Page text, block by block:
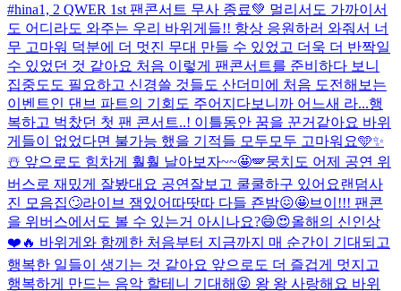
#hina1, 2 QWER 1st 팬콘서트 무사 종료💚 멀리서도 가까이서
도 어디라도 와주는 우리 바위게들!! 항상 응원하러 와줘서 너
무 고마워 덕분에 더 멋진 무대 만들 수 있었고 더욱 더 반짝일
수 있었던 것 같아요 처음 이렇게 팬콘서트를 준비하다 보니
집중도도 필요하고 신경쓸 것들도 산더미에 처음 도전해보는
이벤트인 댄브 파트의 기회도 주어지다보니까 어느새 라...행
복하고 벅찼던 첫 팬 콘서트..! 이틀동안 꿈을 꾼거같아요 바위
게들이 없었다면 불가능 했을 기적들 모두모두 고마워요🩵✨
☃️ 앞으로도 힘차게 훨훨 날아보자~~🤩🪽뭉치도 어제 공연 위
버스로 재밌게 잘봤대요 공연잘보고 쿨쿨하구 있어요랜덤사
진 모음집🙄라이브 잼있어따땃따 다들 죤밤😖🤩브이!!! 팬콘
을 위버스에서도 볼 수 있는거 아시나요?😄😍올해의 신인상
❤️🔥 바위게와 함께한 처음부터 지금까지 매 순간이 기대되고
행복한 일들이 생기는 것 같아요 앞으로도 더 즐겁게 멋지고
행복하게 만드는 음악 할테니 기대해😝 왕 왕 사랑해요 바위